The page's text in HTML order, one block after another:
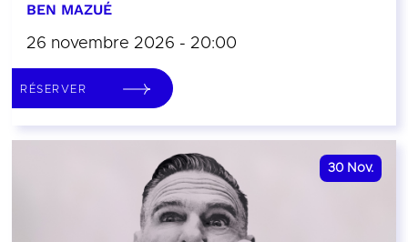
BEN MAZUÉ
26 novembre 2026 - 20:00
RÉSERVER
30 Nov.